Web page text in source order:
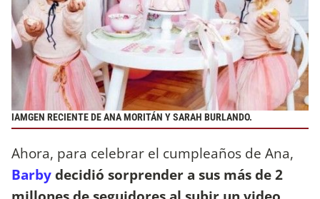
IAMGEN RECIENTE DE ANA MORITÁN Y SARAH BURLANDO.
Ahora, para celebrar el cumpleaños de Ana,
Barbydecidió sorprender a sus más de 2